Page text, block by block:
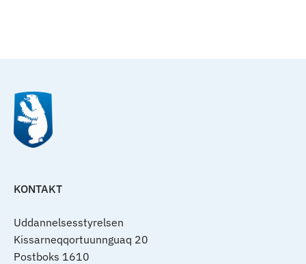
KONTAKT
Uddannelsesstyrelsen
Kissarneqqortuunnguaq 20
Postboks 1610